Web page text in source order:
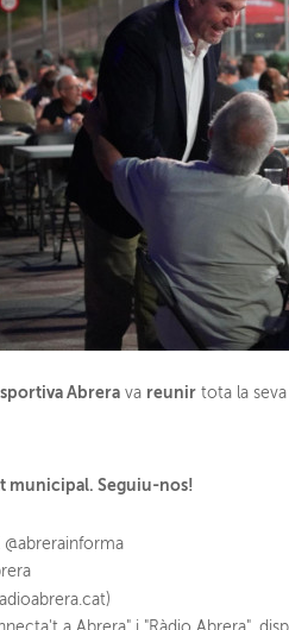
Abrerava reunirtota la seva
municipal. Seguiu-nos!
@abrerainforma